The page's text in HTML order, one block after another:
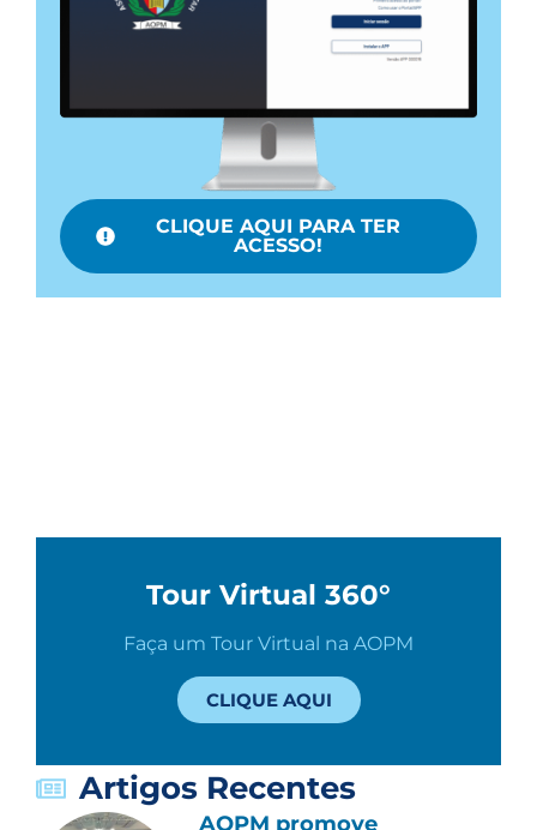
CLIQUE AQUI PARA TER
ACESSO!
Tour Virtual 360°
Faça um Tour Virtual na AOPM
CLIQUE AQUI
Artigos Recentes
AOPM promove